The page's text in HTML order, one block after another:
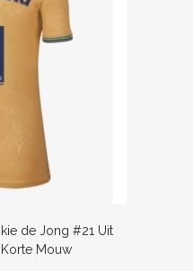
de Jong #21 Uit
Mouw